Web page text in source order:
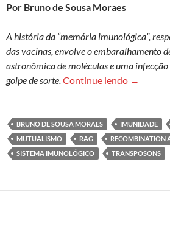
Por Bruno de Sousa Moraes
A história da “memória imunológica”,
das vacinas, envolve o embaralhamento
astronômica de moléculas e uma infecção
golpe de sorte.Continue lendo O vírus
→
BRUNO DE SOUSA MORAES IMUNIDADE
MUTUALISMO
RAG
RECOMBINATION
SISTEMA IMUNOLÓGICO
TRANSPOSONS